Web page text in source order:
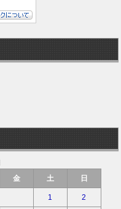
金 土 日
1 2